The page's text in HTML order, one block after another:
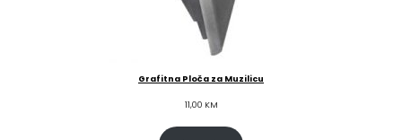
Grafitna Ploča za Muzilicu
11,00 KM